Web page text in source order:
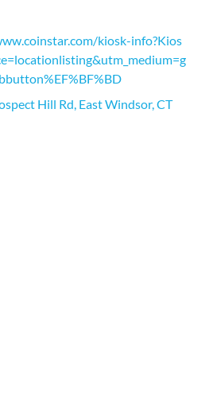
kiosk-info?Kios
Hill Rd, East Windsor, CT